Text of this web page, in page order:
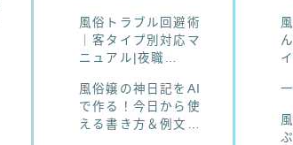
風俗トラブル回避術
｜客タイプ別対応マ
ニュアル|夜職
み相談室】
風俗嬢の神日記をAI
で作る！今日から使
える書き方＆例文解